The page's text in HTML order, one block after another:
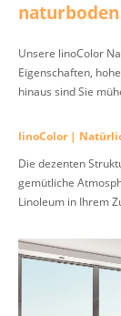
Unsere linoColor
Eigenschaften,
hinaus sind Sie
linoColor |
Die dezenten
gemütliche
Linoleum in Ihrem